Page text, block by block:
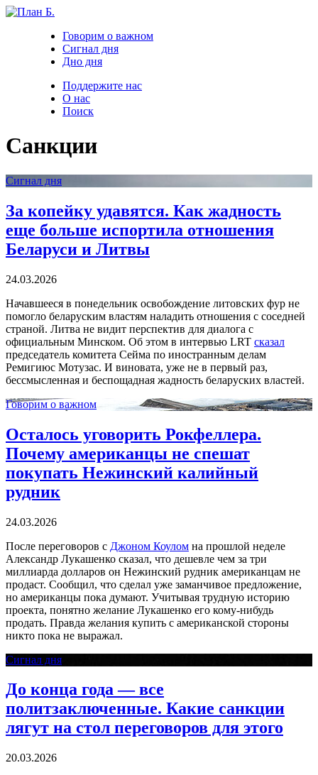
Говорим о важном
Сигнал дня
Дно дня
Поддержите нас
О нас
Поиск
Санкции
Сигнал дня
За копейку удавятся. Как жадность
еще больше испортила отношения
Беларуси и Литвы
24.03.2026
Начавшееся в понедельник освобождение литовских фур не
помогло беларуским властям наладить отношения с соседней
страной. Литва не видит перспектив для диалога с
официальным Минском. Об этом в интервью LRT сказал
председатель комитета Сейма по иностранным делам
Ремигиюс Мотузас. И виновата, уже не в первый раз,
бессмысленная и беспощадная жадность беларуских властей.
Говорим о важном
Осталось уговорить Рокфеллера.
Почему американцы не спешат
покупать Нежинский калийный
рудник
24.03.2026
После переговоров с Джоном Коулом на прошлой неделе
Александр Лукашенко сказал, что дешевле чем за три
миллиарда долларов он Нежинский рудник американцам не
продаст. Сообщил, что сделал уже заманчивое предложение,
но американцы пока думают. Учитывая трудную историю
проекта, понятно желание Лукашенко его кому-нибудь
продать. Правда желания купить с американской стороны
никто пока не выражал.
Сигнал дня
До конца года — все
политзаключенные. Какие санкции
лягут на стол переговоров для этого
20.03.2026